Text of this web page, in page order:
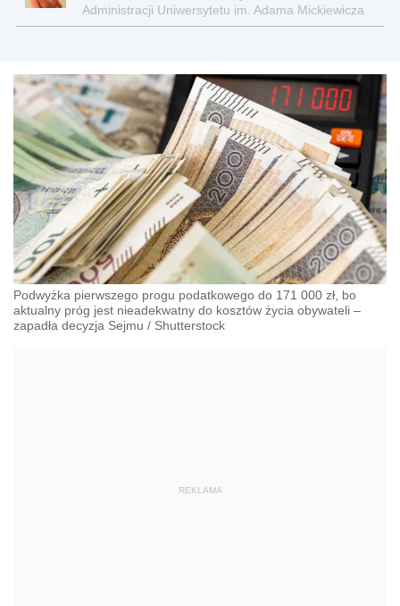
Administracji Uniwersytetu im. Adama Mickiewicza
w Poznaniu
Podwyżka pierwszego progu podatkowego do 171 000 zł, bo
aktualny próg jest nieadekwatny do kosztów życia obywateli –
zapadła decyzja Sejmu / Shutterstock